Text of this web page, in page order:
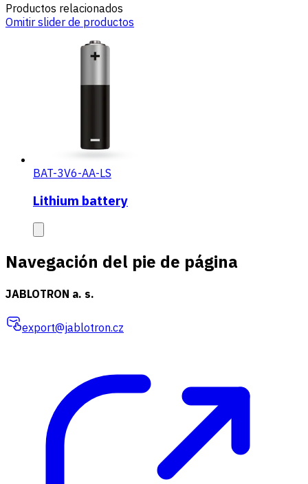
Productos relacionados
Omitir slider de productos
BAT-3V6-AA-LS
Lithium battery
Navegación del pie de página
JABLOTRON a. s.
export@jablotron.cz